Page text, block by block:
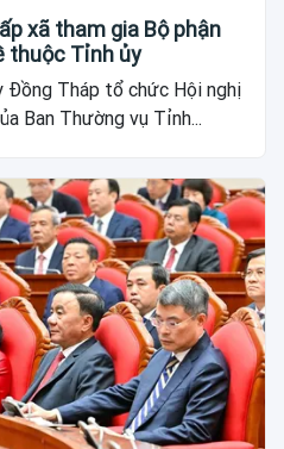
xã tham gia Bộ phận
thuộc Tỉnh ủy
Tháp tổ chức Hội nghị
Ban Thường vụ Tỉnh...